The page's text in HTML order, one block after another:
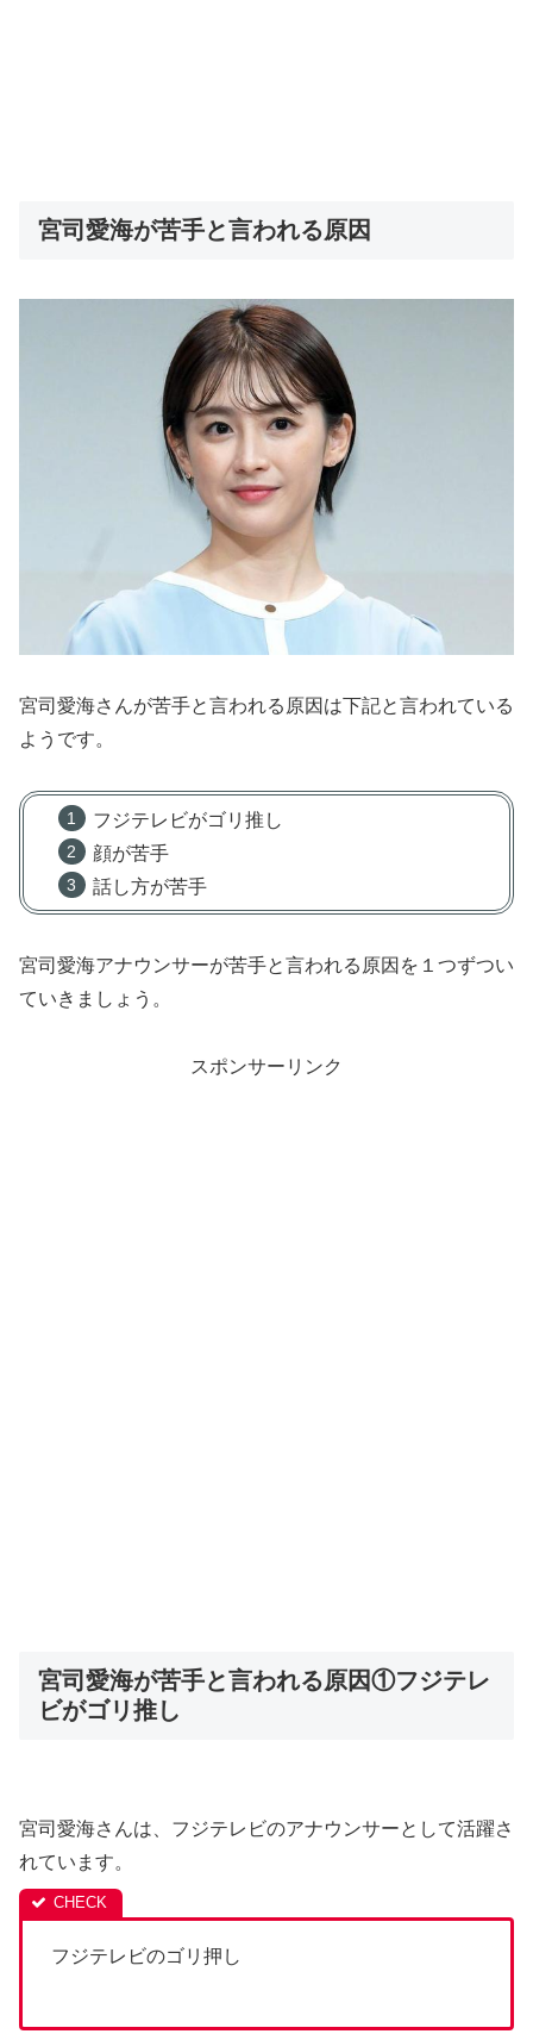
宮司愛海が苦手と言われる原因
宮司愛海さんが苦手と言われる原因は下記と言われている
ようです。
フジテレビがゴリ推し
顔が苦手
話し方が苦手
宮司愛海アナウンサーが苦手と言われる原因を１つずつい
ていきましょう。
スポンサーリンク
宮司愛海が苦手と言われる原因①フジテレ
ビがゴリ推し
宮司愛海さんは、フジテレビのアナウンサーとして活躍さ
れています。
フジテレビのゴリ押し